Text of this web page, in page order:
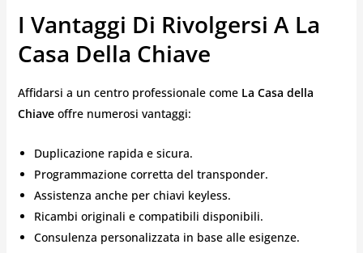
I Vantaggi Di Rivolgersi A La
Casa Della Chiave
Affidarsi a un centro professionale come La Casa della
Chiaveoffre numerosi vantaggi:
Duplicazione rapida e sicura.
Programmazione corretta del transponder.
Assistenza anche per chiavi keyless.
Ricambi originali e compatibili disponibili.
Consulenza personalizzata in base alle esigenze.